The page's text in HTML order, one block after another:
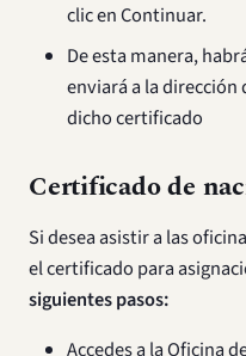
clic en Continuar.
De esta manera,
enviará a la
dicho certificado
Certificado de
Si desea asistir a las
el certificado para
siguientes pasos:
Accedes a la Oficina